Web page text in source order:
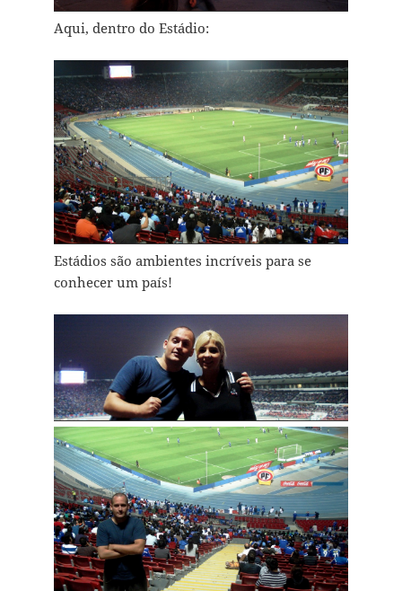
Aqui, dentro do Estádio:
Estádios são ambientes incríveis para se
conhecer um país!